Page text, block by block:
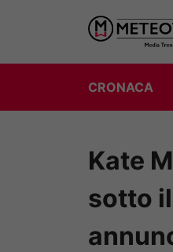
contenuto
CRONACA
Kate
sotto